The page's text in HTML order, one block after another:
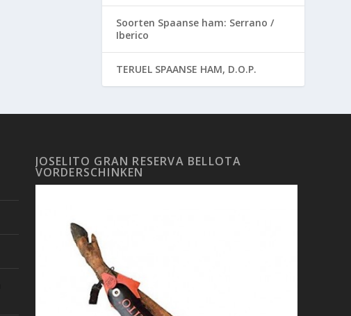
Soorten Spaanse ham: Serrano /
Iberico
TERUEL SPAANSE HAM, D.O.P.
JOSELITO GRAN RESERVA BELLOTA
VORDERSCHINKEN